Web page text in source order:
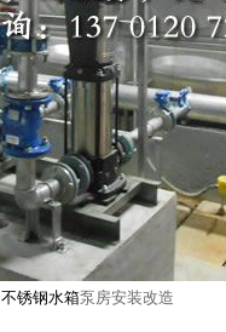
不锈钢水箱泵房安装改造